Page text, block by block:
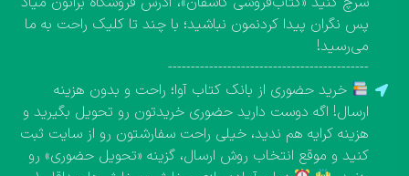
پس نگران پیدا کردنمون نباشید؛ با چند تا کلیک راحت به ما
می‌رسید!
--------------------------------------------
خرید حضوری از بانک کتاب آوا؛ راحت و بدون هزینه
ارسال! اگه دوست دارید حضوری خریدتون رو تحویل بگیرید و
هزینه کرایه هم ندید، خیلی راحت سفارشتون رو از سایت ثبت
کنید و موقع انتخاب روش ارسال، گزینه «تحویل حضوری» رو